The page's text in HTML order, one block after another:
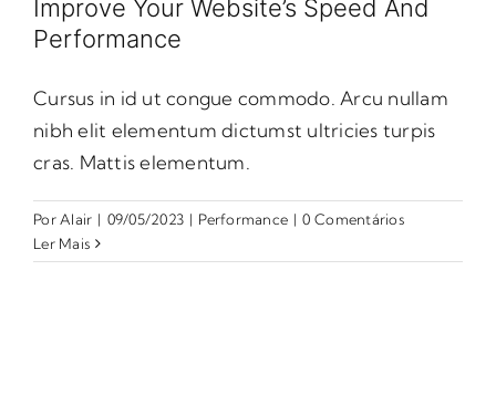
Improve Your Website’s Speed And
Performance
Cursus in id ut congue commodo. Arcu nullam
nibh elit elementum dictumst ultricies turpis
cras. Mattis elementum.
Por Alair | 09/05/2023 | Performance | 0 Comentários
Ler Mais